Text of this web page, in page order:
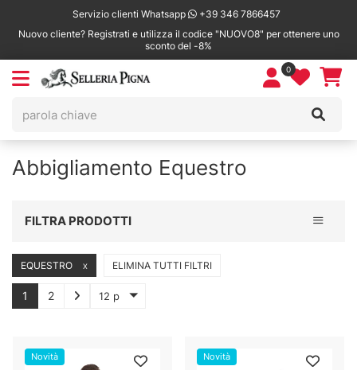
Servizio clienti Whatsapp
+39 346 7866457
Nuovo cliente? Registrati e utilizza il codice "NUOVO8" per ottenere uno
sconto del -8%
0
Abbigliamento Equestro
Toggle
FILTRA PRODOTTI
EQUESTRO X ELIMINA TUTTI FILTRI
1 2 12 p
Novità Novità